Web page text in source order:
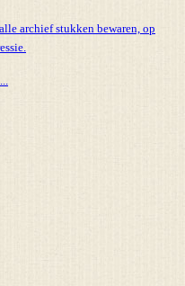
archief stukken bewaren, op